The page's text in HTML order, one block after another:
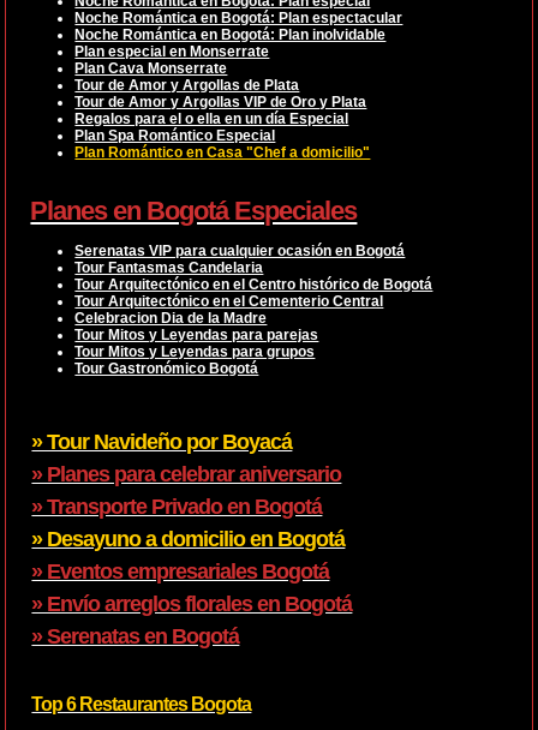
Noche Romántica en Bogotá: Plan espectacular
Noche Romántica en Bogotá: Plan inolvidable
Plan especial en Monserrate
Plan Cava Monserrate
Tour de Amor y Argollas de Plata
Tour de Amor y Argollas VIP de Oro y Plata
Regalos para el o ella en un día Especial
Plan Spa Romántico Especial
Plan Romántico en Casa "Chef a domicilio"
Planes en Bogotá Especiales
Serenatas VIP para cualquier ocasión en Bogotá
Tour Fantasmas Candelaria
Tour Arquitectónico en el Centro histórico de Bogotá
Tour Arquitectónico en el Cementerio Central
Celebracion Dia de la Madre
Tour Mitos y Leyendas para parejas
Tour Mitos y Leyendas para grupos
Tour Gastronómico Bogotá
» Tour Navideño por Boyacá
» Planes para celebrar aniversario
» Transporte Privado en Bogotá
» Desayuno a domicilio en Bogotá
» Eventos empresariales Bogotá
» Envío arreglos florales en Bogotá
» Serenatas en Bogotá
Top 6 Restaurantes Bogota